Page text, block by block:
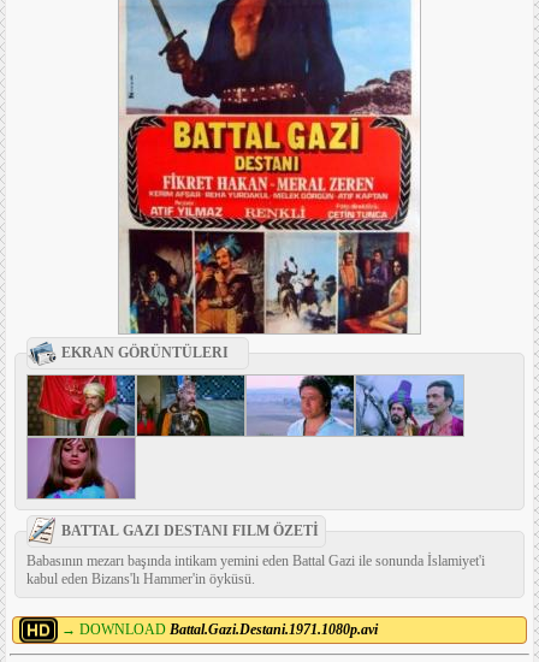
EKRAN GÖRÜNTÜLERI
BATTAL GAZI DESTANI FILM ÖZETİ
Babasının mezarı başında intikam yemini eden Battal Gazi ile sonunda İslamiyet'i
kabul eden Bizans'lı Hammer'in öyküsü.
→ DOWNLOAD Battal.Gazi.Destani.1971.1080p.avi